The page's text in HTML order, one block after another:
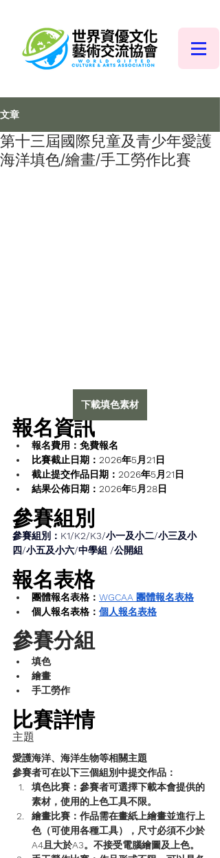
文章
第十三屆國際兒童及青少年愛護
海洋填色/繪畫/手工勞作比賽
下載填色素材
報名資訊
報名費用：免費報名
比賽截止日期：2026年5月21日
截止提交作品日期：2026年5月21日
結果公佈日期：2026年5月28日
參賽組別
參賽組別：K1/K2/K3/小一及小二/小三及小
四/小五及小六/中學組 /公開組
報名表格
團體報名表格： WGCAA 團體報名表格
個人報名表格： 個人報名表格
參賽分組
填色
繪畫
手工勞作
比賽詳情
主題
愛護海洋、海洋生物等相關主題
參賽者可在以下三個組別中提交作品：
填色比賽 ：參賽者可選擇下載本會提供的
素材，使用的上色工具不限。
繪畫比賽 ：作品需在畫紙上繪畫並進行上
色（可使用各種工具），尺寸必須不少於
A4且大於A3。不接受電腦繪圖及上色。